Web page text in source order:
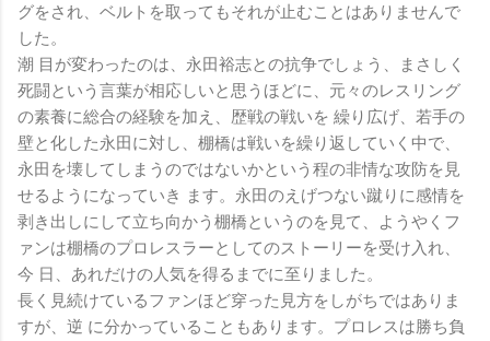
グをされ、ベルトを取ってもそれが止むことはありませんで
した。
潮 目が変わったのは、永田裕志との抗争でしょう、まさしく
死闘という言葉が相応しいと思うほどに、元々のレスリング
の素養に総合の経験を加え、歴戦の戦いを 繰り広げ、若手の
壁と化した永田に対し、棚橋は戦いを繰り返していく中で、
永田を壊してしまうのではないかという程の非情な攻防を見
せるようになっていき ます。永田のえげつない蹴りに感情を
剥き出しにして立ち向かう棚橋というのを見て、ようやくフ
ァンは棚橋のプロレスラーとしてのストーリーを受け入れ、
今 日、あれだけの人気を得るまでに至りました。
長く見続けているファンほど穿った見方をしがちではありま
すが、逆 に分かっていることもあります。プロレスは勝ち負